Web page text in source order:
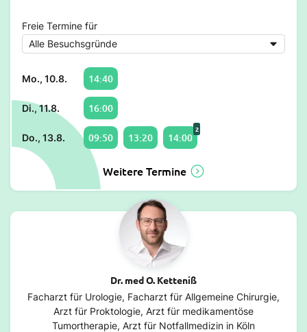
Freie Termine für
Mo., 10.8. 14:40
Di., 11.8. 16:00
Do., 13.8. 09:50 13:20 14:00
2
Weitere Termine
Dr. med O. Ketteniß
Facharzt für Urologie, Facharzt für Allgemeine Chirurgie,
Arzt für Proktologie, Arzt für medikamentöse
Tumortherapie, Arzt für Notfallmedizin in Köln